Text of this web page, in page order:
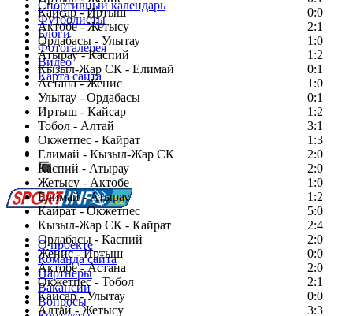
Кайсар - Иртыш
0:0
Актобе - Жетысу
2:1
Ордабасы - Улытау
1:0
Атырау - Каспий
1:2
Кызыл-Жар СК - Елимай
0:1
Астана - Женис
1:0
Улытау - Ордабасы
0:1
Иртыш - Кайсар
1:2
Тобол - Алтай
3:1
Окжетпес - Кайрат
1:3
Елимай - Кызыл-Жар СК
2:0
Каспий - Атырау
2:0
Жетысу - Актобе
1:0
Елимай - Атырау
1:2
Кайрат - Окжетпес
5:0
Кызыл-Жар СК - Кайрат
2:4
Ордабасы - Каспий
2:0
Женис - Иртыш
0:0
Актобе - Астана
2:0
Окжетпес - Тобол
2:1
Кайсар - Улытау
0:0
Алтай - Жетысу
3:3
Спортивный календарь
Футболисты
Блоги
Фотогалерея
Видео
Карта сайта
Есть идея?
Сообщить о мероприятии
Перейти на старый сайт
О проекте
Команда сайта
Партнеры
Вакансии
Вопросы